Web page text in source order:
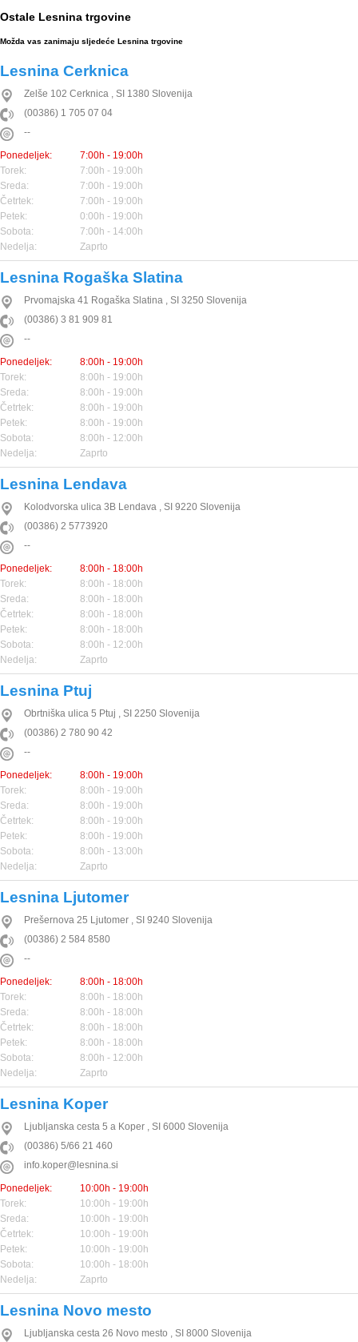
Ostale Lesnina trgovine
Možda vas zanimaju sljedeće Lesnina trgovine
Lesnina Cerknica
Zelše 102 Cerknica , SI 1380 Slovenija
(00386) 1 705 07 04
--
Ponedeljek:
7:00h - 19:00h
Torek:
7:00h - 19:00h
Sreda:
7:00h - 19:00h
Četrtek:
7:00h - 19:00h
Petek:
0:00h - 19:00h
Sobota:
7:00h - 14:00h
Nedelja:
Zaprto
Lesnina Rogaška Slatina
Prvomajska 41 Rogaška Slatina , SI 3250 Slovenija
(00386) 3 81 909 81
--
Ponedeljek:
8:00h - 19:00h
Torek:
8:00h - 19:00h
Sreda:
8:00h - 19:00h
Četrtek:
8:00h - 19:00h
Petek:
8:00h - 19:00h
Sobota:
8:00h - 12:00h
Nedelja:
Zaprto
Lesnina Lendava
Kolodvorska ulica 3B Lendava , SI 9220 Slovenija
(00386) 2 5773920
--
Ponedeljek:
8:00h - 18:00h
Torek:
8:00h - 18:00h
Sreda:
8:00h - 18:00h
Četrtek:
8:00h - 18:00h
Petek:
8:00h - 18:00h
Sobota:
8:00h - 12:00h
Nedelja:
Zaprto
Lesnina Ptuj
Obrtniška ulica 5 Ptuj , SI 2250 Slovenija
(00386) 2 780 90 42
--
Ponedeljek:
8:00h - 19:00h
Torek:
8:00h - 19:00h
Sreda:
8:00h - 19:00h
Četrtek:
8:00h - 19:00h
Petek:
8:00h - 19:00h
Sobota:
8:00h - 13:00h
Nedelja:
Zaprto
Lesnina Ljutomer
Prešernova 25 Ljutomer , SI 9240 Slovenija
(00386) 2 584 8580
--
Ponedeljek:
8:00h - 18:00h
Torek:
8:00h - 18:00h
Sreda:
8:00h - 18:00h
Četrtek:
8:00h - 18:00h
Petek:
8:00h - 18:00h
Sobota:
8:00h - 12:00h
Nedelja:
Zaprto
Lesnina Koper
Ljubljanska cesta 5 a Koper , SI 6000 Slovenija
(00386) 5/66 21 460
info.koper@lesnina.si
Ponedeljek:
10:00h - 19:00h
Torek:
10:00h - 19:00h
Sreda:
10:00h - 19:00h
Četrtek:
10:00h - 19:00h
Petek:
10:00h - 19:00h
Sobota:
10:00h - 18:00h
Nedelja:
Zaprto
Lesnina Novo mesto
Ljubljanska cesta 26 Novo mesto , SI 8000 Slovenija